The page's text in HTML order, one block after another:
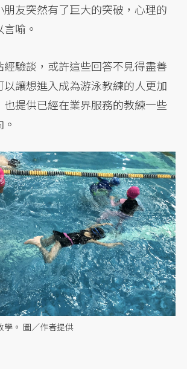
朋友突然有了巨大的突破，心理的
喻。
經驗談，或許這些回答不見得盡善
以讓想進入成為游泳教練的人更加
也提供已經在業界服務的教練一些
學。 圖／作者提供